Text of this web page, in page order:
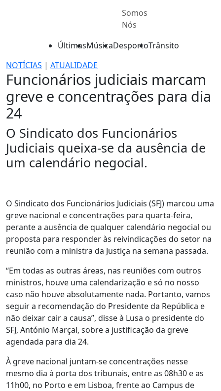
Somos
Nós
ÚltimasMúsicaDesportoTrânsito
NOTÍCIAS | ATUALIDADE
Funcionários judiciais marcam
greve e concentrações para dia
24
O Sindicato dos Funcionários
Judiciais queixa-se da ausência de
um calendário negocial.
O Sindicato dos Funcionários Judiciais (SFJ) marcou uma
greve nacional e concentrações para quarta-feira,
perante a ausência de qualquer calendário negocial ou
proposta para responder às reivindicações do setor na
reunião com a ministra da Justiça na semana passada.
“Em todas as outras áreas, nas reuniões com outros
ministros, houve uma calendarização e só no nosso
caso não houve absolutamente nada. Portanto, vamos
seguir a recomendação do Presidente da República e
não deixar cair a causa”, disse à Lusa o presidente do
SFJ, António Marçal, sobre a justificação da greve
agendada para dia 24.
À greve nacional juntam-se concentrações nesse
mesmo dia à porta dos tribunais, entre as 08h30 e as
11h00, no Porto e em Lisboa, frente ao Campus de